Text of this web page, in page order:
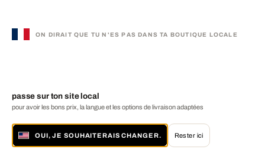
ON DIRAIT QUE TU N'ES PAS DANS TA BOUTIQUE LOCALE
passe sur ton site local
pour avoir les bons prix, la langue et les options de livraison adaptées
OUI, JE SOUHAITERAIS CHANGER. Rester ici